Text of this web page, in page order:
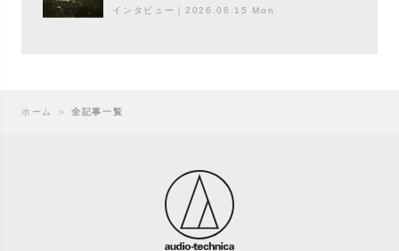
ンドスケープ
インタビュー 2026.06.15 Mon
ホーム ＞ 全記事一覧